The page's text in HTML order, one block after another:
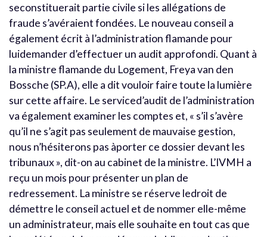
seconstituerait partie civile si les allégations de
fraude s’avéraient fondées. Le nouveau conseil a
également écrit à l’administration flamande pour
luidemander d’effectuer un audit approfondi. Quant à
la ministre flamande du Logement, Freya van den
Bossche (SP.A), elle a dit vouloir faire toute la lumière
sur cette affaire. Le serviced’audit de l’administration
va également examiner les comptes et, « s’il s’avère
qu’il ne s’agit pas seulement de mauvaise gestion,
nous n’hésiterons pas àporter ce dossier devant les
tribunaux », dit-on au cabinet de la ministre. L’IVMH a
reçu un mois pour présenter un plan de
redressement. La ministre se réserve ledroit de
démettre le conseil actuel et de nommer elle-même
un administrateur, mais elle souhaite en tout cas que